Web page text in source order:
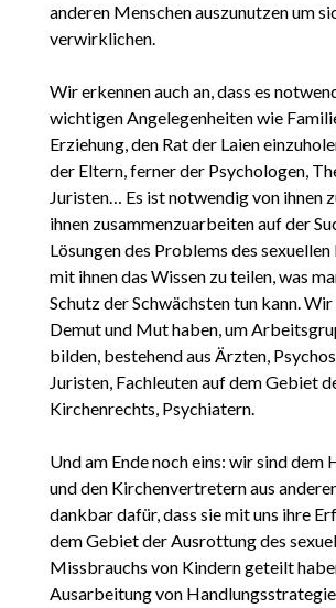
anderen Menschen auszunutzen um
verwirklichen.
Wir erkennen auch an, dass es
wichtigen Angelegenheiten wie
Erziehung, den Rat der Laien
der Eltern, ferner der Psychologen,
Juristen… Es ist notwendig von ihnen
ihnen zusammenzuarbeiten auf der
Lösungen des Problems des
mit ihnen das Wissen zu teilen, was
Schutz der Schwächsten tun kann. Wir
Demut und Mut haben, um
bilden, bestehend aus Ärzten,
Juristen, Fachleuten auf dem Gebiet
Kirchenrechts, Psychiatern.
Und am Ende noch eins: wir sind dem
und den Kirchenvertretern aus
dankbar dafür, dass sie mit uns ihre
dem Gebiet der Ausrottung des
Missbrauchs von Kindern geteilt
Ausarbeitung von